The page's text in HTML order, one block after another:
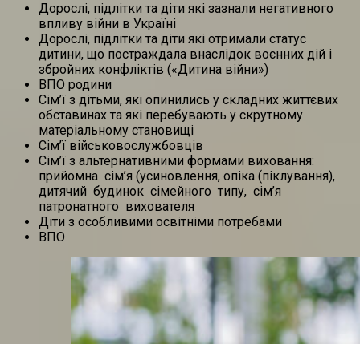
Дорослі, підлітки та діти які зазнали негативного
впливу війни в Україні
Дорослі, підлітки та діти які отримали статус
дитини, що постраждала внаслідок воєнних дій і
збройних конфліктів («Дитина війни»)
ВПО родини
Сім’ї з дітьми, які опинились у складних життєвих
обставинах та які перебувають у скрутному
матеріальному становищі
Сім’ї військовослужбовців
Сім’ї з альтернативними формами виховання:
прийомна сім’я (усиновлення, опіка (піклування),
дитячий будинок сімейного типу, сім’я
патронатного вихователя
Діти з особливими освітніми потребами
ВПО